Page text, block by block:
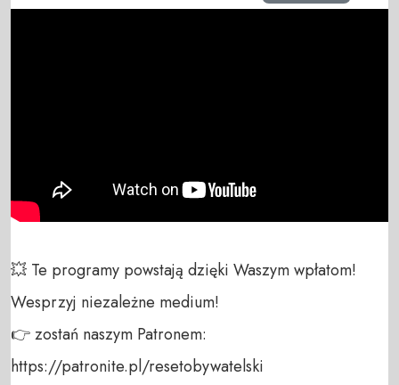
💥 Te programy powstają dzięki Waszym wpłatom!
Wesprzyj niezależne medium!
👉 zostań naszym Patronem:
https://patronite.pl/resetobywatelski